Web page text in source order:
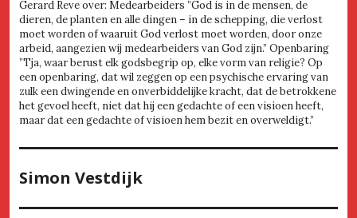
Gerard Reve over: Medearbeiders ”God is in de mensen, de
dieren, de planten en alle dingen – in de schepping, die verlost
moet worden of waaruit God verlost moet worden, door onze
arbeid, aangezien wij medearbeiders van God zijn.” Openbaring
”Tja, waar berust elk godsbegrip op, elke vorm van religie? Op
een openbaring, dat wil zeggen op een psychische ervaring van
zulk een dwingende en onverbiddelijke kracht, dat de betrokkene
het gevoel heeft, niet dat hij een gedachte of een visioen heeft,
maar dat een gedachte of visioen hem bezit en overweldigt.”
Simon Vestdijk